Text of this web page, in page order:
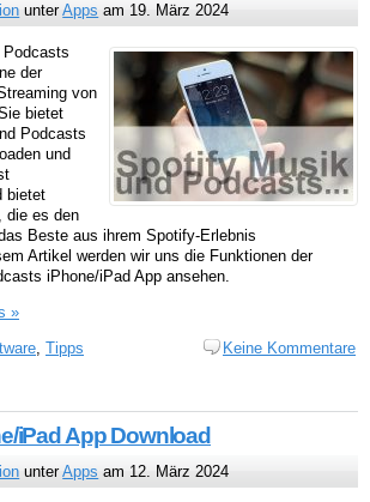
unterApps am 19. März 2024
Podcasts
der
von
bietet
Podcasts
und
bietet
die es den
Beste aus ihrem Spotify-Erlebnis
Artikel werden wir uns die Funktionen der
iPhone/iPad App ansehen.
»
Tipps Keine Kommentare
iPad App Download
unterApps am 12. März 2024